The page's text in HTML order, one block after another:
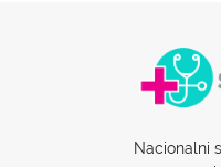
Nacionalni